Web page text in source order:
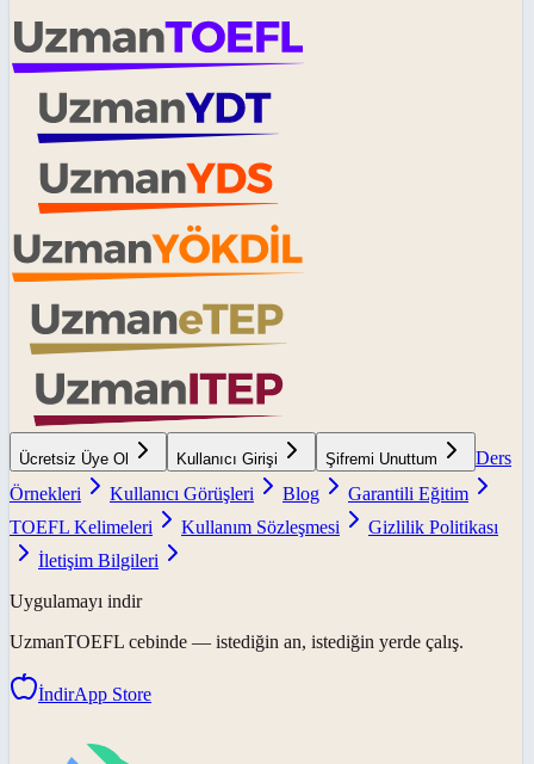
Ücretsiz Üye Ol Kullanıcı Girişi Şifremi Unuttum
Ders
Örnekleri
Kullanıcı Görüşleri Blog
Garantili Eğitim
TOEFL Kelimeleri
Kullanım Sözleşmesi
Gizlilik Politikası
İletişim Bilgileri
Uygulamayı indir
UzmanTOEFL cebinde — istediğin an, istediğin yerde çalış.
İndirApp Store